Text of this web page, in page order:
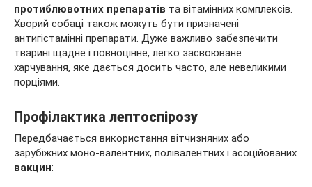
протиблювотних препаратів та вітамінних комплексів.
Хворий собаці також можуть бути призначені
антигістамінні препарати. Дуже важливо забезпечити
тварині щадне і повноцінне, легко засвоюване
харчування, яке дається досить часто, але невеликими
порціями.
Профілактика лептоспірозу
Передбачається використання вітчизняних або
зарубіжних моно-валентних, полівалентних і асоційованих
вакцин: